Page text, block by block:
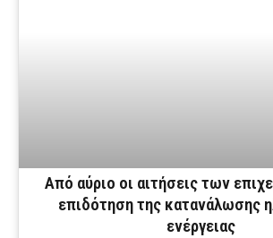
Από αύριο οι αιτήσεις των
επιδότηση της κατανάλωσης
ενέργειας